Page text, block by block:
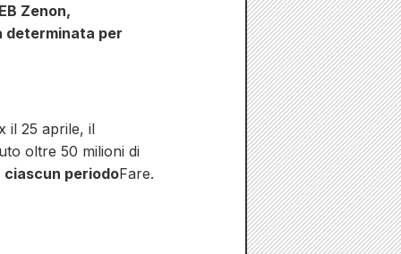
Zenon,
determinata per
il 25 aprile, il
oltre 50 milioni di
periodoFare.